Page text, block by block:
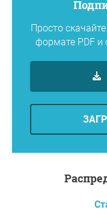
Просто
формате PDF и